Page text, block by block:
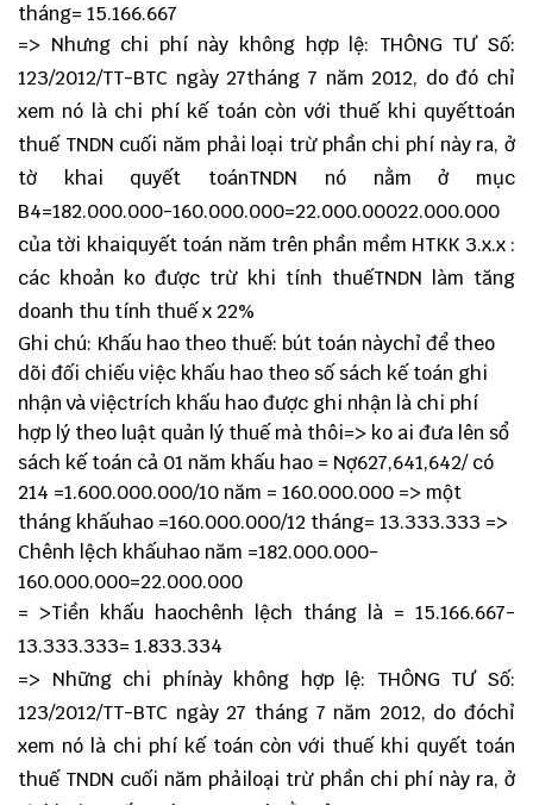
tháng= 15.166.667
=> Nhưng chi phí này không hợp lệ: THÔNG TƯ Số:
123/2012/TT-BTC ngày 27tháng 7 năm 2012, do đó chỉ
xem nó là chi phí kế toán còn với thuế khi quyếttoán
thuế TNDN cuối năm phải loại trừ phần chi phí này ra, ở
tờ khai quyết toánTNDN nó nằm ở mục
B4=182.000.000-160.000.000=22.000.00022.000.000
của tời khaiquyết toán năm trên phần mềm HTKK 3.x.x :
các khoản ko được trừ khi tính thuếTNDN làm tăng
doanh thu tính thuế x 22%
Ghi chú: Khấu hao theo thuế: bút toán nàychỉ để theo
dõi đối chiếu việc khấu hao theo số sách kế toán ghi
nhận và việctrích khấu hao được ghi nhận là chi phí
hợp lý theo luật quản lý thuế mà thôi=> ko ai đưa lên sổ
sách kế toán cả 01 năm khấu hao = Nợ627,641,642/ có
214 =1.600.000.000/10 năm = 160.000.000 => một
tháng khấuhao =160.000.000/12 tháng= 13.333.333 =>
Chênh lệch khấuhao năm =182.000.000-
160.000.000=22.000.000
= >Tiền khấu haochênh lệch tháng là = 15.166.667-
13.333.333= 1.833.334
=> Những chi phínày không hợp lệ: THÔNG TƯ Số:
123/2012/TT-BTC ngày 27 tháng 7 năm 2012, do đóchỉ
xem nó là chi phí kế toán còn với thuế khi quyết toán
thuế TNDN cuối năm phảiloại trừ phần chi phí này ra, ở